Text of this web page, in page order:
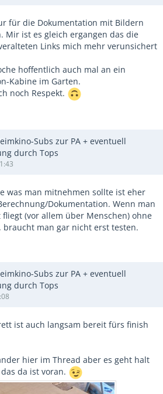
für die Dokumentation mit Bildern
Mir ist es gleich ergangen das die
Links mich mehr verunsichert
hoffentlich auch mal an ein
Kabine im Garten.
noch Respekt.
Subs zur PA + eventuell
durch Tops
was man mitnehmen sollte ist eher
Dokumentation. Wenn man
(vor allem über Menschen) ohne
braucht man gar nicht erst testen.
Subs zur PA + eventuell
durch Tops
ist auch langsam bereit fürs finish
hier im Thread aber es geht halt
da ist voran.